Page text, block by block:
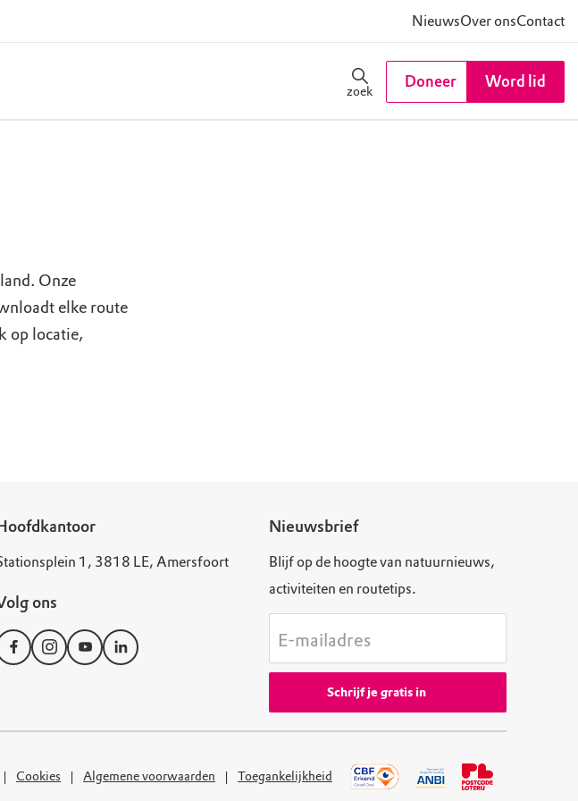
NieuwsOver onsContact
zoek
Doneer Word lid
Onze
elke route
op locatie,
1, 3818 LE, Amersfoort
ons
Nieuwsbrief
Blijf op de hoogte van natuurnieuws,
activiteiten en routetips.
E-mailadres
Schrijf je gratis in
Cookies Algemene voorwaarden Toegankelijkheid